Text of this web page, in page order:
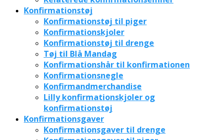
Konfirmationstøj
Konfirmationstøj til piger
Konfirmationskjoler
Konfirmationstøj til drenge
Tøj til Blå Mandag
Konfirmationshår til konfirmationen
Konfirmationsnegle
Konfirmandmerchandise
Lilly konfirmationskjoler og
konfirmationstøj
Konfirmationsgaver
Konfirmationsgaver til drenge